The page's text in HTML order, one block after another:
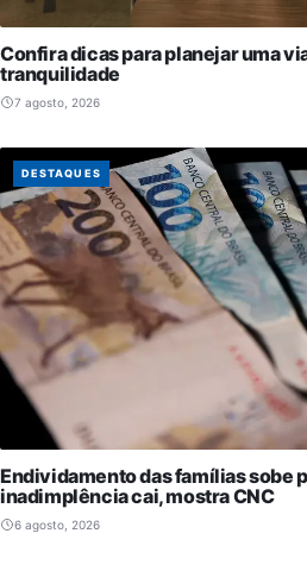
Confira dicas para planejar uma
tranquilidade
7 agosto, 2026
DESTAQUES
Endividamento das famílias sobe
inadimplência cai, mostra CNC
6 agosto, 2026